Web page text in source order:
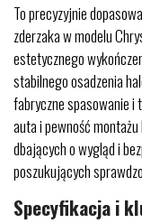
To precyzyjnie
zderzaka w modelu
estetycznego
stabilnego osadzenia
fabryczne spasowanie i
auta i pewność
dbających o wygląd i
poszukujących
Specyfikacja i